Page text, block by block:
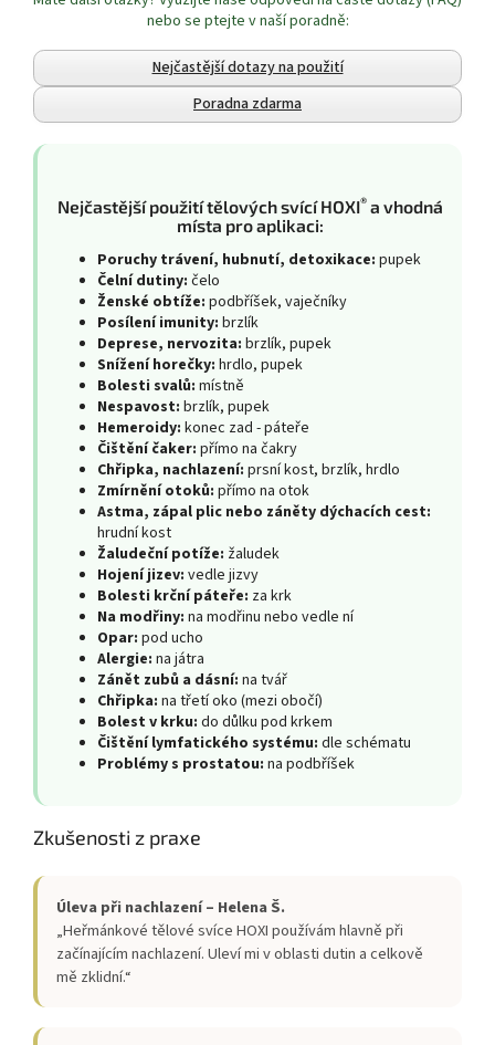
nebo se ptejte v naší poradně:
Nejčastější dotazy na použití
Poradna zdarma
Nejčastější použití tělových svící HOXI®a vhodná
místa pro aplikaci:
Poruchy trávení, hubnutí, detoxikace: pupek
Čelní dutiny: čelo
Ženské obtíže: podbříšek, vaječníky
Posílení imunity: brzlík
Deprese, nervozita: brzlík, pupek
Snížení horečky: hrdlo, pupek
Bolesti svalů: místně
Nespavost: brzlík, pupek
Hemeroidy: konec zad - páteře
Čištění čaker: přímo na čakry
Chřipka, nachlazení: prsní kost, brzlík, hrdlo
Zmírnění otoků: přímo na otok
Astma, zápal plic nebo záněty dýchacích cest:
hrudní kost
Žaludeční potíže: žaludek
Hojení jizev: vedle jizvy
Bolesti krční páteře: za krk
Na modřiny: na modřinu nebo vedle ní
Opar: pod ucho
Alergie: na játra
Zánět zubů a dásní: na tvář
Chřipka: na třetí oko (mezi obočí)
Bolest v krku: do důlku pod krkem
Čištění lymfatického systému: dle schématu
Problémy s prostatou: na podbříšek
Zkušenosti z praxe
Úleva při nachlazení – Helena Š.
„Heřmánkové tělové svíce HOXI používám hlavně při
začínajícím nachlazení. Uleví mi v oblasti dutin a celkově
mě zklidní.“